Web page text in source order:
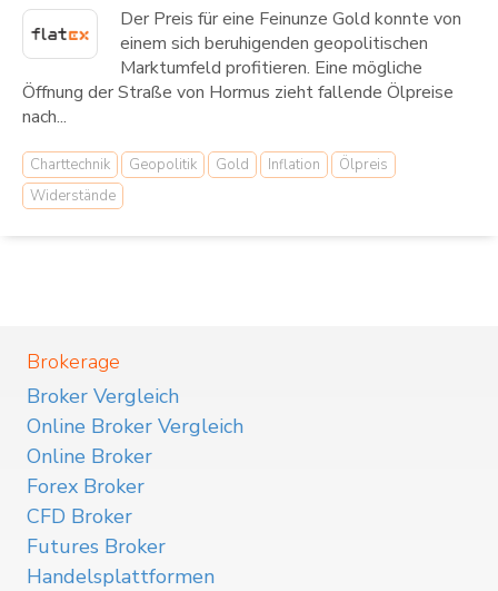
Der Preis für eine Feinunze Gold konnte von
einem sich beruhigenden geopolitischen
Marktumfeld profitieren. Eine mögliche
Öffnung der Straße von Hormus zieht fallende Ölpreise
nach...
Charttechnik Geopolitik Gold Inflation
Ölpreis
Widerstände
Brokerage
Broker Vergleich
Online Broker Vergleich
Online Broker
Forex Broker
CFD Broker
Futures Broker
Handelsplattformen